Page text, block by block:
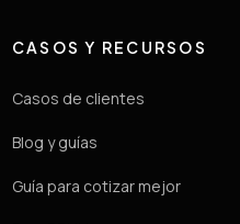
CASOS Y RECURSOS
Casos de clientes
Blog y guías
Guía para cotizar mejor